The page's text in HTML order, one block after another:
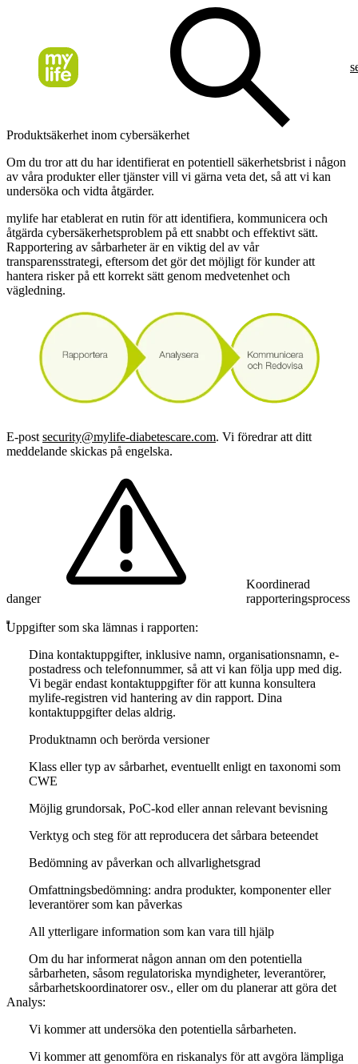
Produktsäkerhet inom cybersäkerhet
Om du tror att du har identifierat en potentiell säkerhetsbrist i någon
av våra produkter eller tjänster vill vi gärna veta det, så att vi kan
undersöka och vidta åtgärder.
mylife har etablerat en rutin för att identifiera, kommunicera och
åtgärda cybersäkerhetsproblem på ett snabbt och effektivt sätt.
Rapportering av sårbarheter är en viktig del av vår
transparensstrategi, eftersom det gör det möjligt för kunder att
hantera risker på ett korrekt sätt genom medvetenhet och
vägledning.
E-post security@mylife-diabetescare.com. Vi föredrar att ditt
meddelande skickas på engelska.
danger
Koordinerad
rapporteringsprocess
Uppgifter som ska lämnas i rapporten:
Dina kontaktuppgifter, inklusive namn, organisationsnamn, e-
postadress och telefonnummer, så att vi kan följa upp med dig.
Vi begär endast kontaktuppgifter för att kunna konsultera
mylife-registren vid hantering av din rapport. Dina
kontaktuppgifter delas aldrig.
Produktnamn och berörda versioner
Klass eller typ av sårbarhet, eventuellt enligt en taxonomi som
CWE
Möjlig grundorsak, PoC-kod eller annan relevant bevisning
Verktyg och steg för att reproducera det sårbara beteendet
Bedömning av påverkan och allvarlighetsgrad
Omfattningsbedömning: andra produkter, komponenter eller
leverantörer som kan påverkas
All ytterligare information som kan vara till hjälp
Om du har informerat någon annan om den potentiella
sårbarheten, såsom regulatoriska myndigheter, leverantörer,
sårbarhetskoordinatorer osv., eller om du planerar att göra det
Analys:
Vi kommer att undersöka den potentiella sårbarheten.
Vi kommer att genomföra en riskanalys för att avgöra lämpliga